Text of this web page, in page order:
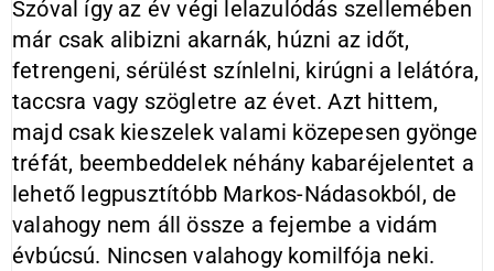
Szóval így az év végi lelazulódás szellemében
már csak alibizni akarnák, húzni az időt,
fetrengeni, sérülést színlelni, kirúgni a lelátóra,
taccsra vagy szögletre az évet. Azt hittem,
majd csak kieszelek valami közepesen gyönge
tréfát, beembeddelek néhány kabaréjelentet a
lehető legpusztítóbb Markos-Nádasokból, de
valahogy nem áll össze a fejembe a vidám
évbúcsú. Nincsen valahogy komilfója neki.